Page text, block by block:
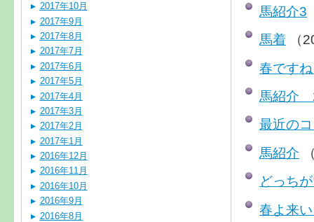
馬紹介3
馬着 （
春です
馬紹介
最近の
馬紹介
どっち
春よ来
2017年10月
2017年9月
2017年8月
2017年7月
2017年6月
2017年5月
2017年4月
2017年3月
2017年2月
2017年1月
2016年12月
2016年11月
2016年10月
2016年9月
2016年8月